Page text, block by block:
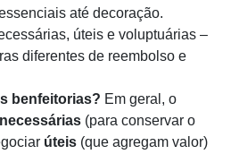
até decoração.
úteis e voluptuárias –
diferentes de reembolso e
benfeitorias? Em geral, o
necessárias (para conservar o
úteis (que agregam valor)